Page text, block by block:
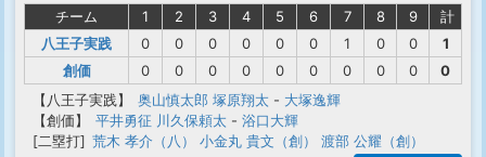
チーム 1 2 3 4 5 6 7 8 9
計
八王子実践
0 0 0 0 0 0 1 0 0
1
創価
0 0 0 0 0 0 0 0 0
0
【八王子実践】
奥山慎太郎 塚原翔太 - 大塚逸輝
【創価】
平井勇征 川久保頼太 - 浴口大輝
[二塁打] 荒木 孝介（八） 小金丸 貴文（創） 渡部 公耀（創）